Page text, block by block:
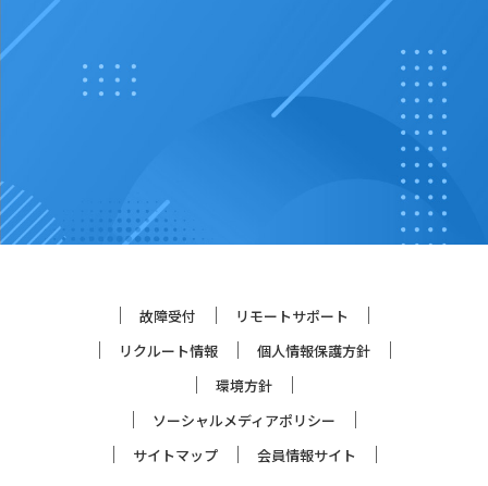
故障受付
リモートサポート
リクルート情報
個人情報保護方針
環境方針
ソーシャルメディアポリシー
サイトマップ
会員情報サイト